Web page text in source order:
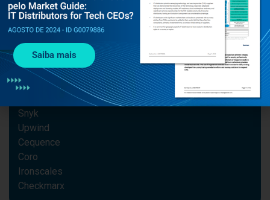
#cybercrime
#IA
Segurança na Nuvem
Checkmarx
Navegue por solução
Snyk
Upwind
Cequence
Coro
Ironscales
Checkmarx
Saiba mais